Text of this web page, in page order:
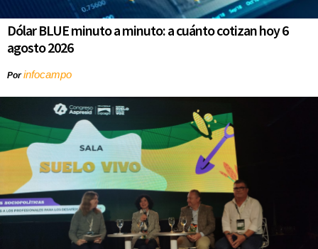
Dólar BLUE minuto a minuto: a cuánto cotizan hoy 6
agosto 2026
Porinfocampo